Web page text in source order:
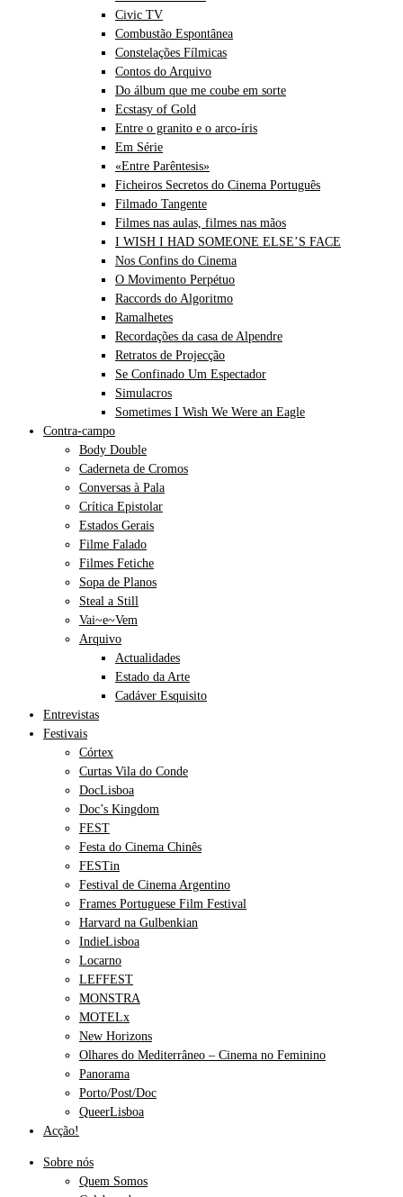
Civic TV
Combustão Espontânea
Constelações Fílmicas
Contos do Arquivo
Do álbum que me coube em sorte
Ecstasy of Gold
Entre o granito e o arco-íris
Em Série
«Entre Parêntesis»
Ficheiros Secretos do Cinema Português
Filmado Tangente
Filmes nas aulas, filmes nas mãos
I WISH I HAD SOMEONE ELSE’S FACE
Nos Confins do Cinema
O Movimento Perpétuo
Raccords do Algoritmo
Ramalhetes
Recordações da casa de Alpendre
Retratos de Projecção
Se Confinado Um Espectador
Simulacros
Sometimes I Wish We Were an Eagle
Contra-campo
Body Double
Caderneta de Cromos
Conversas à Pala
Crítica Epistolar
Estados Gerais
Filme Falado
Filmes Fetiche
Sopa de Planos
Steal a Still
Vai~e~Vem
Arquivo
Actualidades
Estado da Arte
Cadáver Esquisito
Entrevistas
Festivais
Córtex
Curtas Vila do Conde
DocLisboa
Doc’s Kingdom
FEST
Festa do Cinema Chinês
FESTin
Festival de Cinema Argentino
Frames Portuguese Film Festival
Harvard na Gulbenkian
IndieLisboa
Locarno
LEFFEST
MONSTRA
MOTELx
New Horizons
Olhares do Mediterrâneo – Cinema no Feminino
Panorama
Porto/Post/Doc
QueerLisboa
Acção!
Sobre nós
Quem Somos